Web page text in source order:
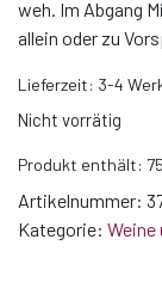
weh. Im Abgang
allein oder zu
Lieferzeit: 3-4
Nicht vorrätig
Produkt enthält: 75
Artikelnummer:
Kategorie: Weine